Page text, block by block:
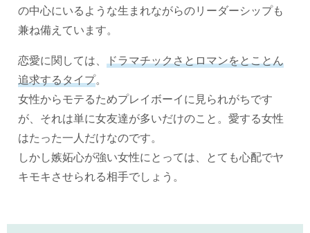
の中心にいるような生まれながらのリーダーシップも
兼ね備えています。
恋愛に関しては、 ドラマチックさとロマンをとことん
追求するタイプ。
女性からモテるためプレイボーイに見られがちです
が、それは単に女友達が多いだけのこと。愛する女性
はたった一人だけなのです。
しかし嫉妬心が強い女性にとっては、とても心配でヤ
キモキさせられる相手でしょう。